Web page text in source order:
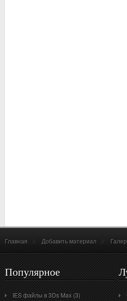
Главная Добавить материал
Популярное
IES файлы в 3Ds Max (3)